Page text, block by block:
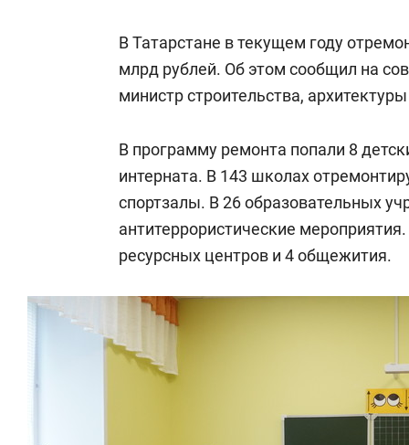
В Татарстане в текущем году
млрд рублей. Об этом сообщил на
министр строительства,
В программу ремонта попали 8
интерната. В 143 школах
спортзалы. В 26 образовательных
антитеррористические
ресурсных центров и 4 общежития.
Как ГК «МИР ГРУПП» и ВТБ
создают оазис жилого
комфорта под Казанью
Рекомендуем
150
ID вместо